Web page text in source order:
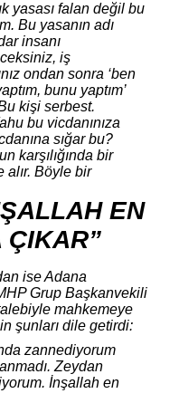
yasası falan değil bu
Bu yasanın adı
insanı
iş
ondan sonra ‘ben
bunu yaptım’
kişi serbest.
bu vicdanınıza
sığar bu?
karşılığında bir
alır. Böyle bir
EN
ÇIKAR”
ise Adana
Grup Başkanvekili
mahkemeye
şunları dile getirdi:
zannediyorum
Zeydan
İnşallah en